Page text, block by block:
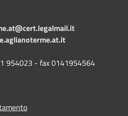
954023 - fax 0141954564